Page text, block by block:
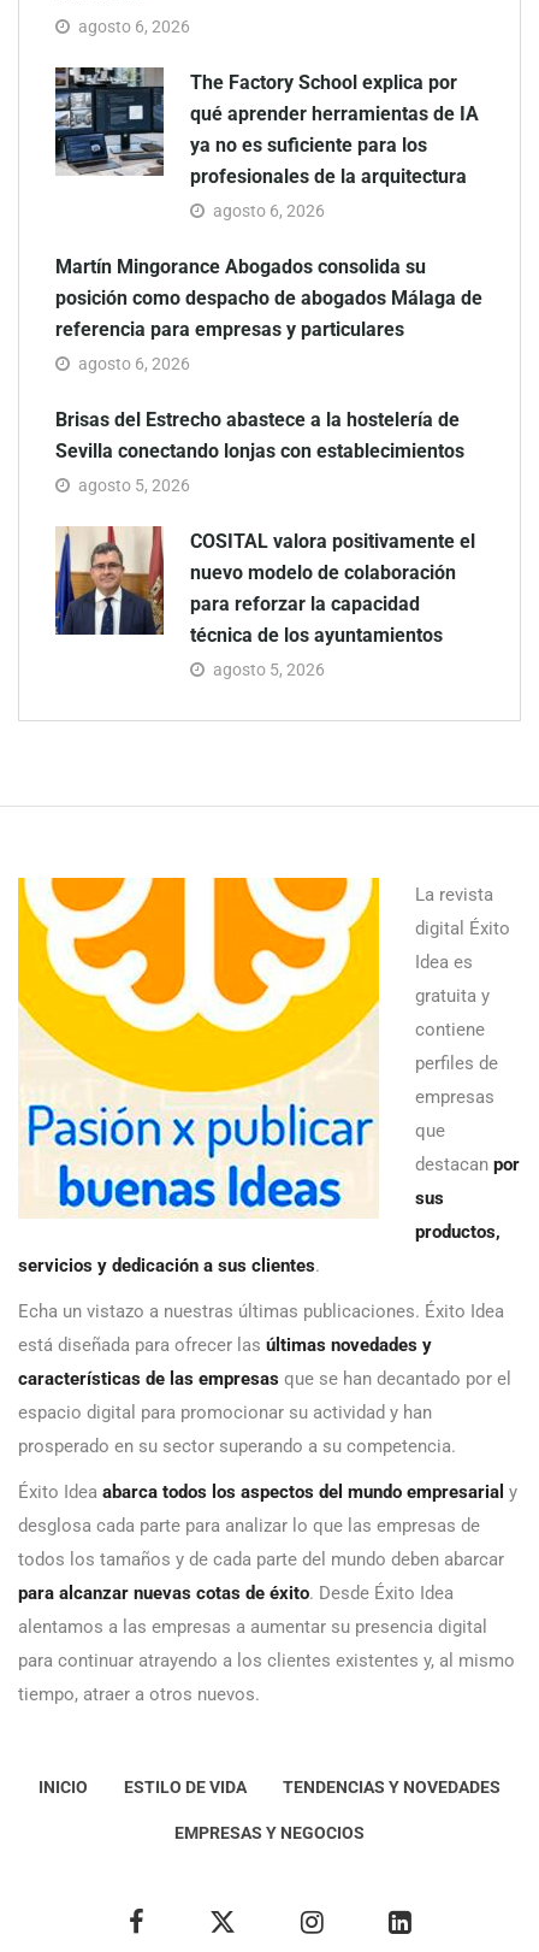
agosto 6, 2026
The Factory School explica por
qué aprender herramientas de IA
ya no es suficiente para los
profesionales de la arquitectura
agosto 6, 2026
Martín Mingorance Abogados consolida su
posición como despacho de abogados Málaga de
referencia para empresas y particulares
agosto 6, 2026
Brisas del Estrecho abastece a la hostelería de
Sevilla conectando lonjas con establecimientos
agosto 5, 2026
COSITAL valora positivamente el
nuevo modelo de colaboración
para reforzar la capacidad
técnica de los ayuntamientos
agosto 5, 2026
La revista
digital Éxito
Idea es
gratuita y
contiene
perfiles de
empresas
que
destacan por
sus
productos,
servicios y dedicación a sus clientes.
Echa un vistazo a nuestras últimas publicaciones. Éxito Idea
está diseñada para ofrecer las últimas novedades y
características de las empresas que se han decantado por el
espacio digital para promocionar su actividad y han
prosperado en su sector superando a su competencia.
Éxito Idea abarca todos los aspectos del mundo empresarial y
desglosa cada parte para analizar lo que las empresas de
todos los tamaños y de cada parte del mundo deben abarcar
para alcanzar nuevas cotas de éxito. Desde Éxito Idea
alentamos a las empresas a aumentar su presencia digital
para continuar atrayendo a los clientes existentes y, al mismo
tiempo, atraer a otros nuevos.
INICIO ESTILO DE VIDA TENDENCIAS Y NOVEDADES
EMPRESAS Y NEGOCIOS